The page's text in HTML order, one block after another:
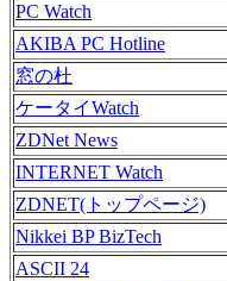
PC Watch
AKIBA PC Hotline
窓の杜
ケータイWatch
ZDNet News
INTERNET Watch
ZDNET(トップページ)
Nikkei BP BizTech
ASCII 24